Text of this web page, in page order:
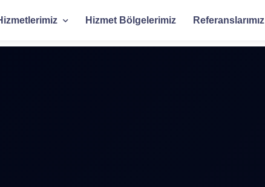
Hizmet Bölgelerimiz Referanslarımız